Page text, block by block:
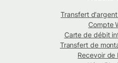
Transfert
Compte
Carte de débit
Transfert de
Recevoir de